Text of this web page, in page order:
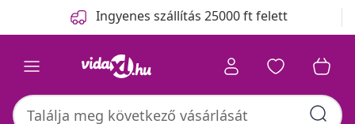
Ingyenes szállítás 25000 ft felett